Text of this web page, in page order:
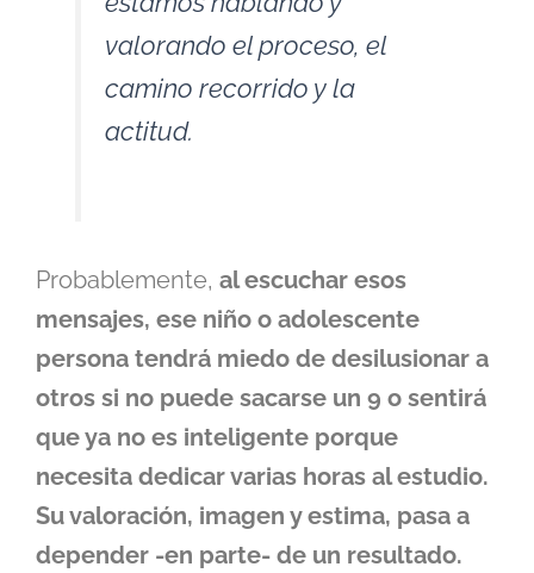
valorando el proceso, el
camino recorrido y la
actitud.
Probablemente, al escuchar esos
mensajes, ese niño o adolescente
persona tendrá miedo de desilusionar a
otros si no puede sacarse un 9 o sentirá
que ya no es inteligente porque
necesita dedicar varias horas al estudio.
Su valoración, imagen y estima, pasa a
depender -en parte- de un resultado.